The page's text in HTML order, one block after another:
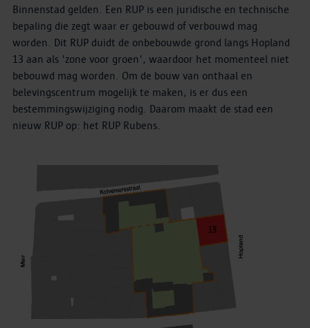
Binnenstad gelden. Een RUP is een juridische en technische
bepaling die zegt waar er gebouwd of verbouwd mag
worden. Dit RUP duidt de onbebouwde grond langs Hopland
13 aan als 'zone voor groen', waardoor het momenteel niet
bebouwd mag worden. Om de bouw van onthaal en
belevingscentrum mogelijk te maken, is er dus een
bestemmingswijziging nodig. Daarom maakt de stad een
nieuw RUP op: het RUP Rubens.